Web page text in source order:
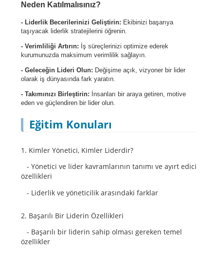
Neden Katılmalısınız?
- Liderlik Becerilerinizi Geliştirin: Ekibinizi başarıya
taşıyacak liderlik stratejilerini öğrenin.
- Verimliliği Artırın: İş süreçlerinizi optimize ederek
kurumunuzda maksimum verimlilik sağlayın.
- Geleceğin Lideri Olun: Değişime açık, vizyoner bir lider
olarak iş dünyasında fark yaratın.
- Takımınızı Birleştirin: İnsanları bir araya getiren, motive
eden ve güçlendiren bir lider olun.
Eğitim Konuları
1. Kimler Yönetici, Kimler Liderdir?
- Yönetici ve lider kavramlarının tanımı ve ayırt edici
özellikleri
- Liderlik ve yöneticilik arasındaki farklar
2. Başarılı Bir Liderin Özellikleri
- Başarılı bir liderin sahip olması gereken temel
özellikler